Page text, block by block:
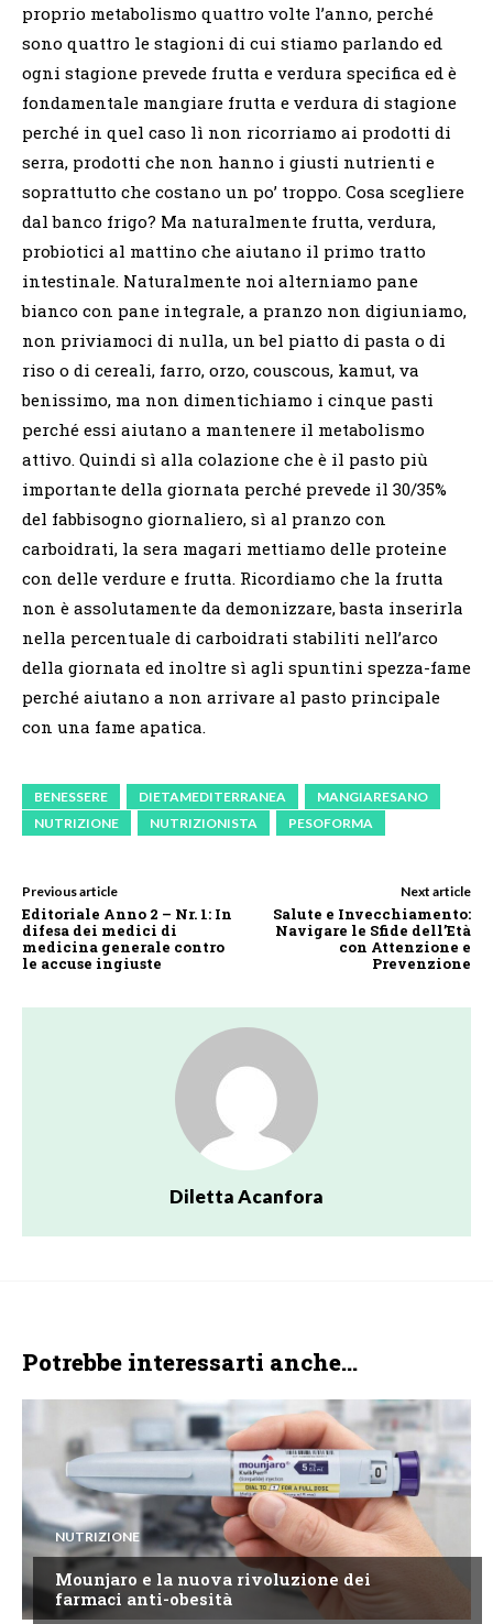
proprio metabolismo quattro volte l’anno, perché
sono quattro le stagioni di cui stiamo parlando ed
ogni stagione prevede frutta e verdura specifica ed è
fondamentale mangiare frutta e verdura di stagione
perché in quel caso lì non ricorriamo ai prodotti di
serra, prodotti che non hanno i giusti nutrienti e
soprattutto che costano un po’ troppo. Cosa scegliere
dal banco frigo? Ma naturalmente frutta, verdura,
probiotici al mattino che aiutano il primo tratto
intestinale. Naturalmente noi alterniamo pane
bianco con pane integrale, a pranzo non digiuniamo,
non priviamoci di nulla, un bel piatto di pasta o di
riso o di cereali, farro, orzo, couscous, kamut, va
benissimo, ma non dimentichiamo i cinque pasti
perché essi aiutano a mantenere il metabolismo
attivo. Quindi sì alla colazione che è il pasto più
importante della giornata perché prevede il 30/35%
del fabbisogno giornaliero, sì al pranzo con
carboidrati, la sera magari mettiamo delle proteine
con delle verdure e frutta. Ricordiamo che la frutta
non è assolutamente da demonizzare, basta inserirla
nella percentuale di carboidrati stabiliti nell’arco
della giornata ed inoltre sì agli spuntini spezza-fame
perché aiutano a non arrivare al pasto principale
con una fame apatica.
BENESSERE DIETAMEDITERRANEA
MANGIARESANO
NUTRIZIONE
NUTRIZIONISTA PESOFORMA
Previous article
Editoriale Anno 2 – Nr. 1: In
difesa dei medici di
medicina generale contro
le accuse ingiuste
Next article
Salute e Invecchiamento:
Navigare le Sfide dell’Età
con Attenzione e
Prevenzione
Diletta Acanfora
Potrebbe interessarti anche...
NUTRIZIONE
Mounjaro e la nuova rivoluzione dei
farmaci anti-obesità